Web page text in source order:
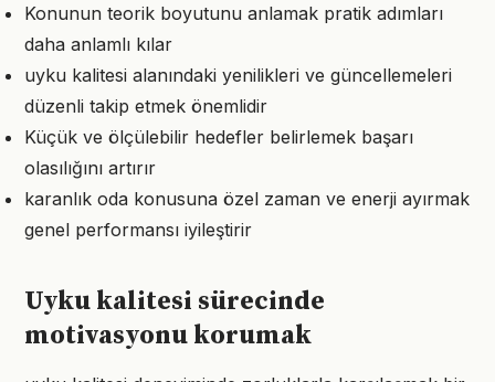
Konunun teorik boyutunu anlamak pratik adımları
daha anlamlı kılar
uyku kalitesi alanındaki yenilikleri ve güncellemeleri
düzenli takip etmek önemlidir
Küçük ve ölçülebilir hedefler belirlemek başarı
olasılığını artırır
karanlık oda konusuna özel zaman ve enerji ayırmak
genel performansı iyileştirir
Uyku kalitesi sürecinde
motivasyonu korumak